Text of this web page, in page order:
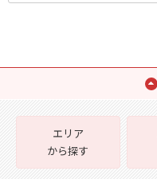
エリア
から探す